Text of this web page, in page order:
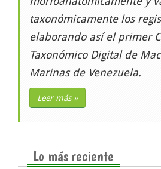
taxonómicamente los
elaborando así el primer
Taxonómico Digital de
Marinas de Venezuela.
Leer más »
Lo más reciente